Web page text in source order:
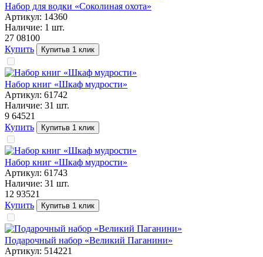
Набор для водки «Соколиная охота»
Артикул: 14360
Наличие: 1 шт.
27 08100
Купить
Купитьв 1 клик
Набор книг «Шкаф мудрости»
Артикул: 61742
Наличие: 31 шт.
9 64521
Купить
Купитьв 1 клик
Набор книг «Шкаф мудрости»
Артикул: 61743
Наличие: 31 шт.
12 93521
Купить
Купитьв 1 клик
Подарочный набор «Великий Паганини»
Артикул: 514221